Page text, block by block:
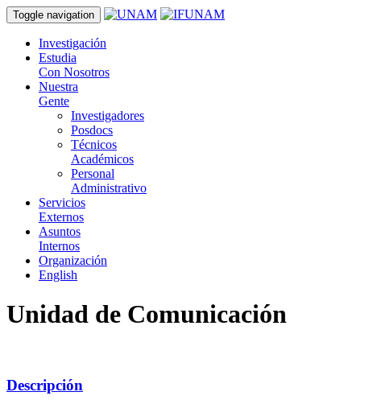
Toggle navigation
Investigación
Estudia
Con Nosotros
Nuestra
Gente
Investigadores
Posdocs
Técnicos
Académicos
Personal
Administrativo
Servicios
Externos
Asuntos
Internos
Organización
English
Unidad de Comunicación
Descripción